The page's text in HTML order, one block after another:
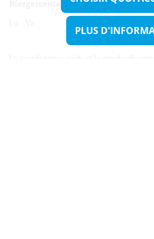
Lu - Ve 08h00 - 11h30
13h30 - 16h00
PLUS